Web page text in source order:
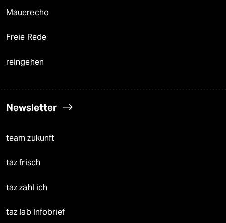
Mauerecho
Freie Rede
reingehen
Newsletter
team zukunft
taz frisch
taz zahl ich
taz lab Infobrief